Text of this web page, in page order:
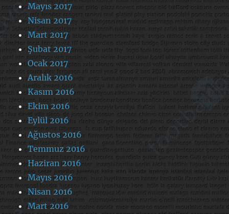
Mayıs 2017
Nisan 2017
Mart 2017
Şubat 2017
Ocak 2017
Aralık 2016
Kasım 2016
Ekim 2016
Eylül 2016
Ağustos 2016
Temmuz 2016
Haziran 2016
Mayıs 2016
Nisan 2016
Mart 2016